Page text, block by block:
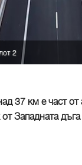
2
37 км е част
от Западната